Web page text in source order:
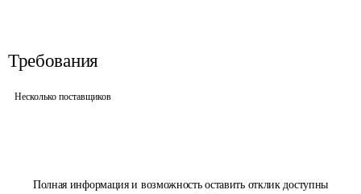
Полная информация и возможность оставить отклик доступны
Требования
Несколько поставщиков